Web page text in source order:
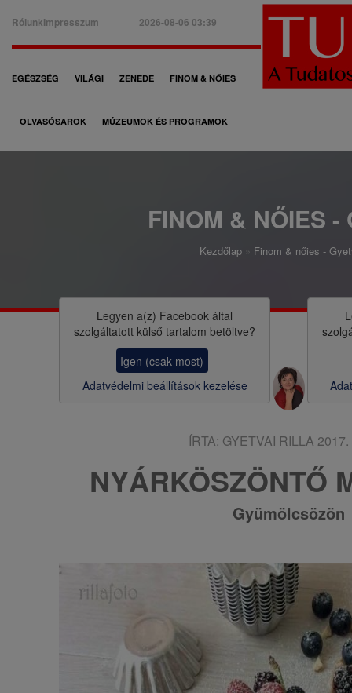
B
a
e
n
RólunkImpresszum 2026-08-06 03:39
F
ő
i
EGÉSZSÉG VILÁGI ZENEDE FINOM & NŐIES
OLVASÓSAROK MÚZEUMOK ÉS PROGRAMOK
FINOM & NŐIES -
o
Kezdőlap Finom & nőies -
Legyen a(z) Facebook által
szolgáltatott külső tartalom betöltve?
Igen (csak most)
Adatvédelmi beállítások kezelése
ÍRTA: GYETVAI RILLA
NYÁRKÖSZÖNTŐ
Gyümölcsözön